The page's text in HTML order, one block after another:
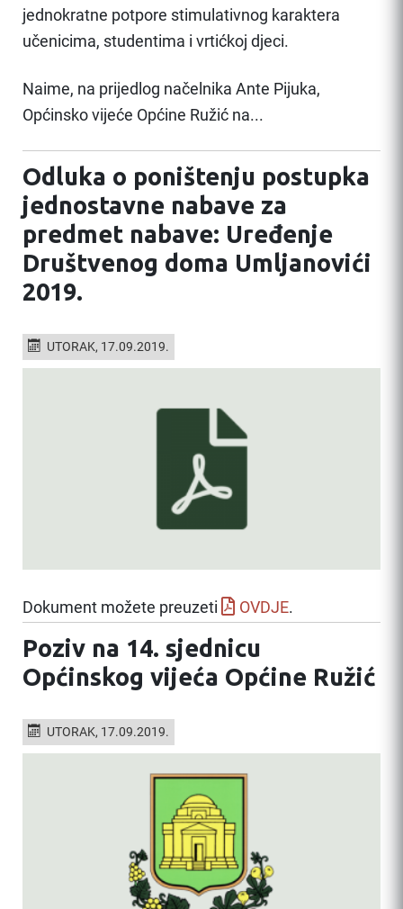
jednokratne potpore stimulativnog karaktera
učenicima, studentima i vrtićkoj djeci.
Naime, na prijedlog načelnika Ante Pijuka,
Općinsko vijeće Općine Ružić na...
Odluka o poništenju postupka
jednostavne nabave za
predmet nabave: Uređenje
Društvenog doma Umljanovići
2019.
UTORAK, 17.09.2019.
Dokument možete preuzeti OVDJE.
Poziv na 14. sjednicu
Općinskog vijeća Općine Ružić
UTORAK, 17.09.2019.